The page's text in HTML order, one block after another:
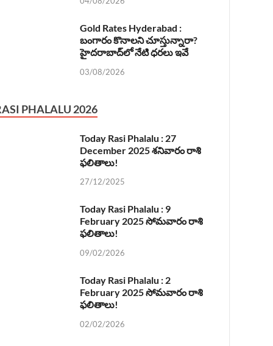
Gold Rates Hyderabad :
బంగారం కొనాలని చూస్తున్నారా?
హైదరాబాద్‌లో నేటి ధరలు ఇవే
03/08/2026
PHALALU 2026
Today Rasi Phalalu : 27
December 2025 శనివారం రాశి
ఫలితాలు!
27/12/2025
Today Rasi Phalalu : 9
February 2025 సోమవారం రాశి
ఫలితాలు!
09/02/2026
Today Rasi Phalalu : 2
February 2025 సోమవారం రాశి
ఫలితాలు!
02/02/2026